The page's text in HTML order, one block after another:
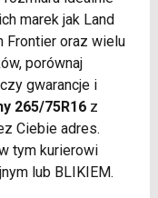
marek jak Land
Frontier oraz wielu
porównaj
gwarancje i
265/75R16z
Ciebie adres.
tym kurierowi
lub BLIKIEM.